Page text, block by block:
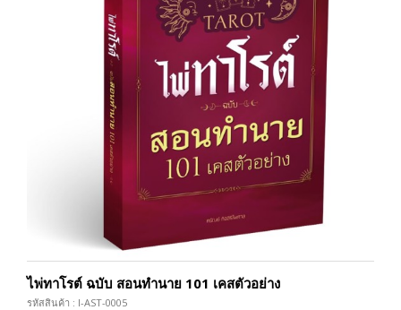
ไพ่ทาโรต์ ฉบับ สอนทำนาย 101 เคสตัวอย่าง
รหัสสินค้า : I-AST-0005